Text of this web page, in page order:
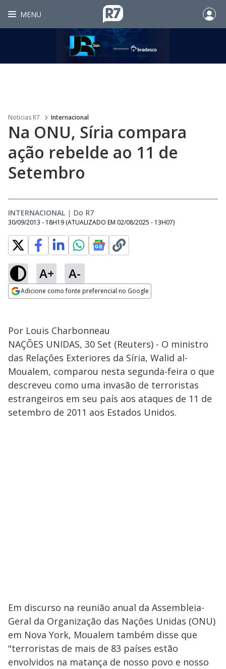
MENU
Noticias R7 Internacional
Na ONU, Síria compara
ação rebelde ao 11 de
Setembro
INTERNACIONAL | Do R7
30/09/2013 - 18H19 (ATUALIZADO EM 02/08/2025 - 13H07)
A+ A-
Adicione como fonte preferencial no Google
Por Louis Charbonneau
NAÇÕES UNIDAS, 30 Set (Reuters) - O ministro
das Relações Exteriores da Síria, Walid al-
Moualem, comparou nesta segunda-feira o que
descreveu como uma invasão de terroristas
estrangeiros em seu país aos ataques de 11 de
setembro de 2011 aos Estados Unidos.
Em discurso na reunião anual da Assembleia-
Geral da Organização das Nações Unidas (ONU)
em Nova York, Moualem também disse que
"terroristas de mais de 83 países estão
envolvidos na matança de nosso povo e nosso